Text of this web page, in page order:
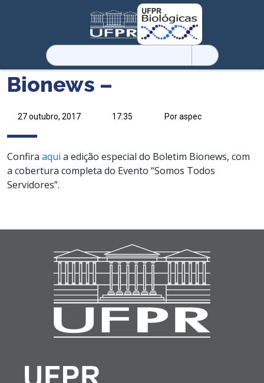
Pesquisar
por:
Bionews –
27 outubro, 2017 17:35 Por aspec
Confira aqui a edição especial do Boletim Bionews, com
a cobertura completa do Evento “Somos Todos
Servidores”.